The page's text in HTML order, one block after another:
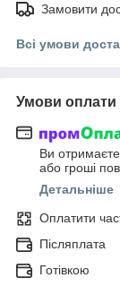
Замовити
Всі умови
Умови оплати
Ви
або гроші
Детальніше
Оплатити
Післяплата
Готівкою